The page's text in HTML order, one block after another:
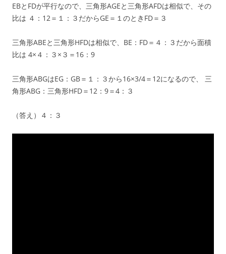
EBとFDが平行なので、三角形AGEと三角形AFDは相似で、その
比は ４：12＝１：３だからGE＝１のときFD＝３
三角形ABEと三角形HFDは相似で、BE：FD＝４：３だから面積
比は 4×４：３×３＝16：9
三角形ABGはEG：GB＝１：３から16×3/4＝12になるので、 三
角形ABG：三角形HFD＝12：9＝4：３
（答え）４：３